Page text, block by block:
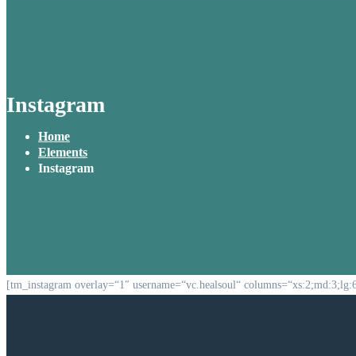
Instagram
Home
Elements
Instagram
[tm_instagram overlay=“1″ username=“vc.healsoul“